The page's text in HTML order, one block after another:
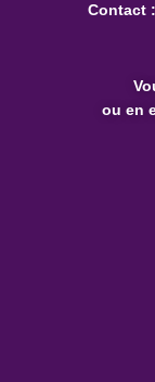
Contact :
ou en